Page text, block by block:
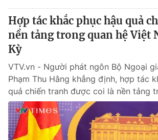
Chuyên mục
Chính trị
Pháp luật
Y tế
Hợp tác khắc phục hậu quả
nền tảng trong quan hệ Việt
Kỳ
VTV.vn - Người phát ngôn Bộ Ngoại
Phạm Thu Hằng khẳng định, hợp tác
quả chiến tranh được coi là nền tảng